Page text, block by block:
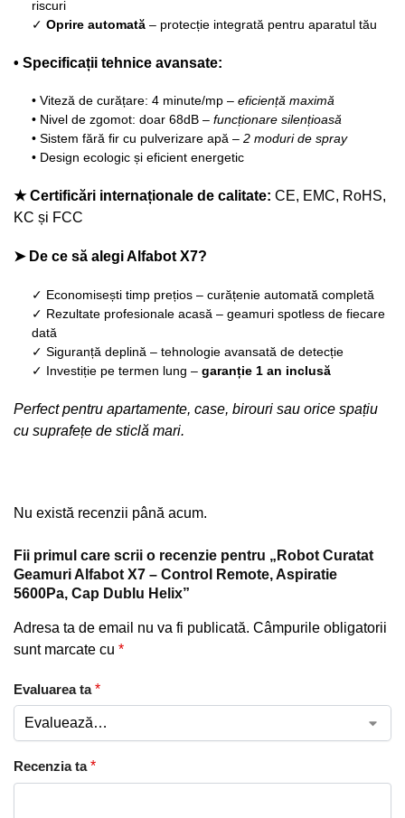
riscuri
✓ Oprire automată – protecție integrată pentru aparatul tău
• Specificații tehnice avansate:
• Viteză de curățare: 4 minute/mp – eficiență maximă
• Nivel de zgomot: doar 68dB – funcționare silențioasă
• Sistem fără fir cu pulverizare apă – 2 moduri de spray
• Design ecologic și eficient energetic
★ Certificări internaționale de calitate: CE, EMC, RoHS,
KC și FCC
➤ De ce să alegi Alfabot X7?
✓ Economisești timp prețios – curățenie automată completă
✓ Rezultate profesionale acasă – geamuri spotless de fiecare
dată
✓ Siguranță deplină – tehnologie avansată de detecție
✓ Investiție pe termen lung – garanție 1 an inclusă
Perfect pentru apartamente, case, birouri sau orice spațiu
cu suprafețe de sticlă mari.
Nu există recenzii până acum.
Fii primul care scrii o recenzie pentru „Robot Curatat
Geamuri Alfabot X7 – Control Remote, Aspiratie
5600Pa, Cap Dublu Helix”
Adresa ta de email nu va fi publicată. Câmpurile obligatorii
sunt marcate cu *
Evaluarea ta*
Recenzia ta*